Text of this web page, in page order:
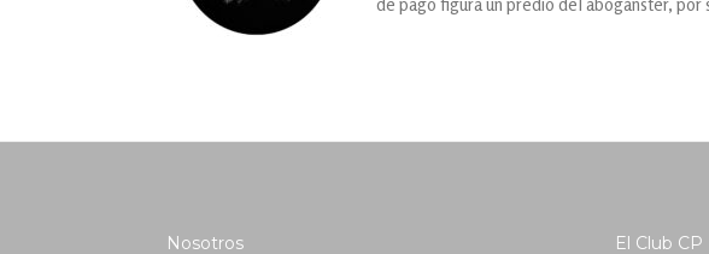
de pago figura un predio del abogánster,
Nosotros
El Club CP